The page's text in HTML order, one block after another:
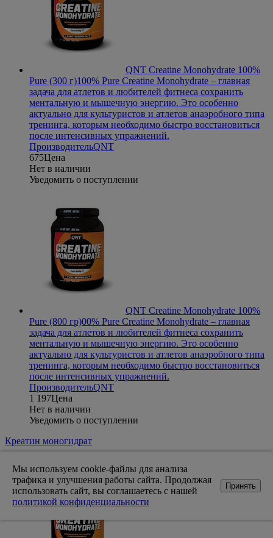
QNT Creatine Monohydrate 100%
Pure (300 г)100% Pure Creatine Monohydrate – главная
задача для атлетов и любителей фитнеса сохранить
ментальную и мышечную энергию. Это особенно
актуально для культуристов и атлетов анаэробного типа
тренинга, которым необходимо быстро восстановиться
после интенсивных упражнений.
ПроизводительQNT
675Цена
Нет в наличии
Уведомить о поступлении
QNT Creatine Monohydrate 100%
Pure (800 гр)00% Pure Creatine Monohydrate – главная
задача для атлетов и любителей фитнеса сохранить
ментальную и мышечную энергию. Это особенно
актуально для культуристов и атлетов анаэробного типа
тренинга, которым необходимо быстро восстановиться
после интенсивных упражнений.
ПроизводительQNT
1 197Цена
Нет в наличии
Уведомить о поступлении
Креатин моногидрат
Мы используем cookie-файлы для анализа
трафика и улучшения работы сайта. Продолжая
использовать сайт, вы соглашаетесь с нашей
политикой конфиденциальности
Принять